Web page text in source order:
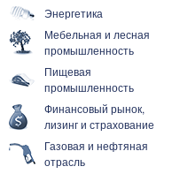
Энергетика
Мебельная и лесная
промышленность
Пищевая
промышленность
Финансовый рынок,
лизинг и страхование
Газовая и нефтяная
отрасль